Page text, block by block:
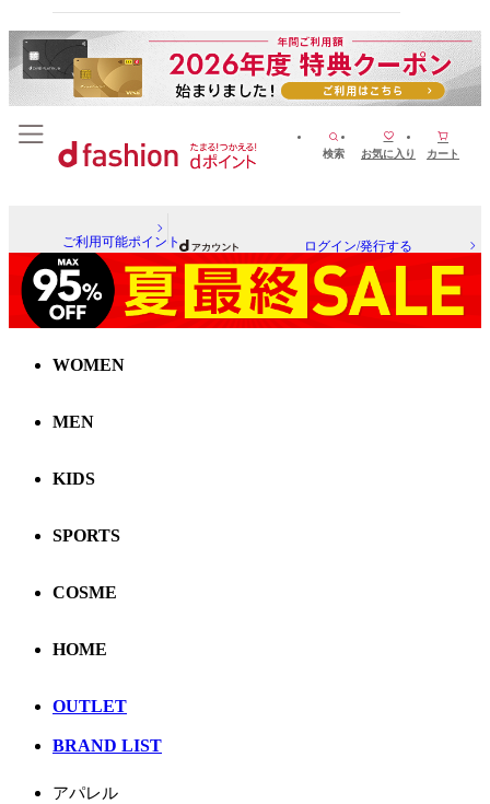
検索 お気に入り カート
ご利用可能ポイント ログイン/発行する
WOMEN
MEN
KIDS
SPORTS
COSME
HOME
OUTLET
BRAND LIST
アパレル